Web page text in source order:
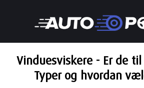
Vinduesviskere - Er de
Typer og hvordan